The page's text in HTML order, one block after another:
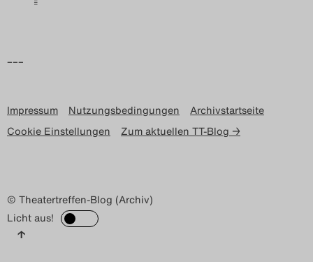
–––
Impressum Nutzungsbedingungen
Archivstartseite
Cookie Einstellungen
Zum aktuellen TT-Blog →
© Theatertreffen-Blog (Archiv)
Licht aus!
↑